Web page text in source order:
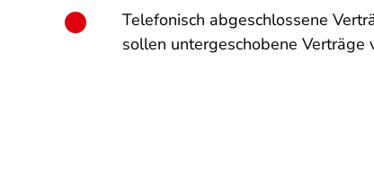
Telefonisch abgeschlossene
sollen untergeschobene Verträge